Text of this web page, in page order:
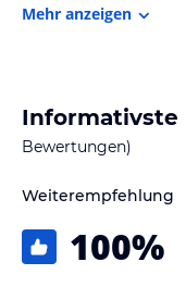
verfügen über ein
Die Unterkunft bietet
Gäste können
um Linz genießen.
Mehr anzeigen
Informativste
Bewertungen)
Weiterempfehlung
100%